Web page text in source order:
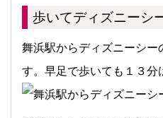
歩いてディズニーシ
舞浜駅からディズニーシー
す。早足で歩いても１３分